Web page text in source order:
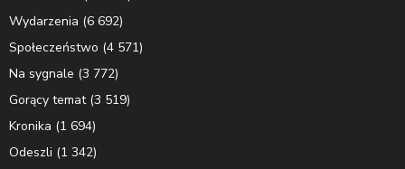
Wydarzenia (6 692)
Społeczeństwo (4 571)
Na sygnale (3 772)
Gorący temat(3 519)
Kronika (1 694)
Odeszli (1 342)